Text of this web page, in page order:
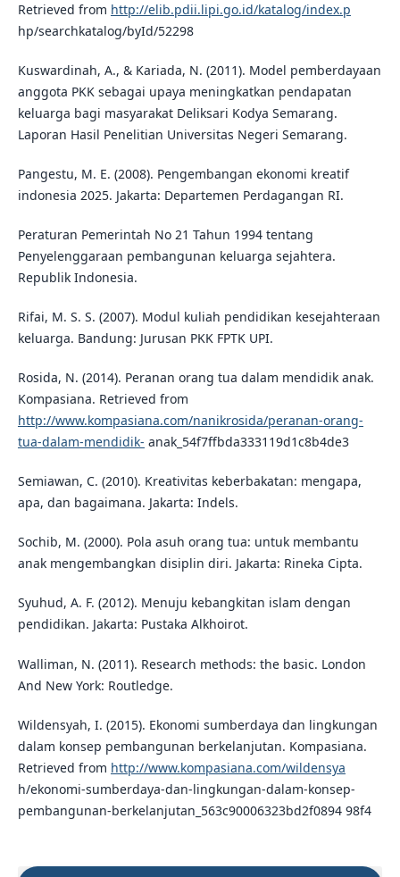
Retrieved from http://elib.pdii.lipi.go.id/katalog/index.p
hp/searchkatalog/byId/52298
Kuswardinah, A., & Kariada, N. (2011). Model pemberdayaan
anggota PKK sebagai upaya meningkatkan pendapatan
keluarga bagi masyarakat Deliksari Kodya Semarang.
Laporan Hasil Penelitian Universitas Negeri Semarang.
Pangestu, M. E. (2008). Pengembangan ekonomi kreatif
indonesia 2025. Jakarta: Departemen Perdagangan RI.
Peraturan Pemerintah No 21 Tahun 1994 tentang
Penyelenggaraan pembangunan keluarga sejahtera.
Republik Indonesia.
Rifai, M. S. S. (2007). Modul kuliah pendidikan kesejahteraan
keluarga. Bandung: Jurusan PKK FPTK UPI.
Rosida, N. (2014). Peranan orang tua dalam mendidik anak.
Kompasiana. Retrieved from
http://www.kompasiana.com/nanikrosida/peranan-orang-
tua-dalam-mendidik- anak_54f7ffbda333119d1c8b4de3
Semiawan, C. (2010). Kreativitas keberbakatan: mengapa,
apa, dan bagaimana. Jakarta: Indels.
Sochib, M. (2000). Pola asuh orang tua: untuk membantu
anak mengembangkan disiplin diri. Jakarta: Rineka Cipta.
Syuhud, A. F. (2012). Menuju kebangkitan islam dengan
pendidikan. Jakarta: Pustaka Alkhoirot.
Walliman, N. (2011). Research methods: the basic. London
And New York: Routledge.
Wildensyah, I. (2015). Ekonomi sumberdaya dan lingkungan
dalam konsep pembangunan berkelanjutan. Kompasiana.
Retrieved from http://www.kompasiana.com/wildensya
h/ekonomi-sumberdaya-dan-lingkungan-dalam-konsep-
pembangunan-berkelanjutan_563c90006323bd2f0894 98f4